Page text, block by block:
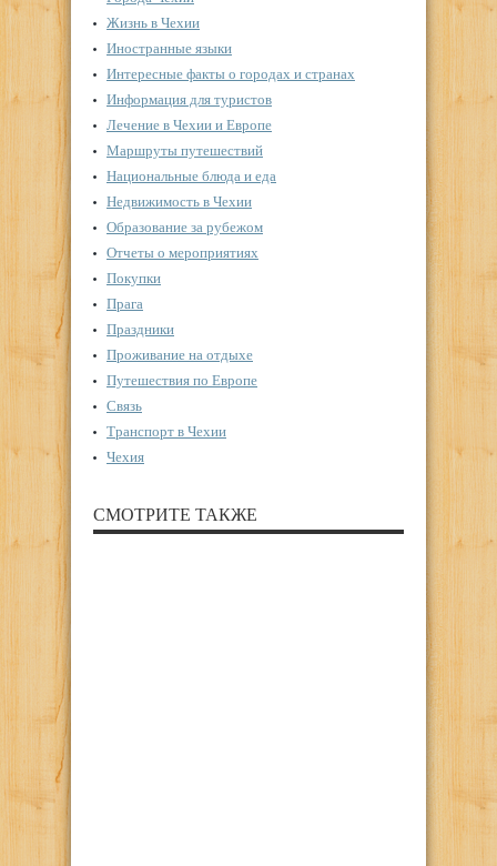
Жизнь в Чехии
Иностранные языки
Интересные факты о городах и странах
Информация для туристов
Лечение в Чехии и Европе
Маршруты путешествий
Национальные блюда и еда
Недвижимость в Чехии
Образование за рубежом
Отчеты о мероприятиях
Покупки
Прага
Праздники
Проживание на отдыхе
Путешествия по Европе
Связь
Транспорт в Чехии
Чехия
СМОТРИТЕ ТАКЖЕ